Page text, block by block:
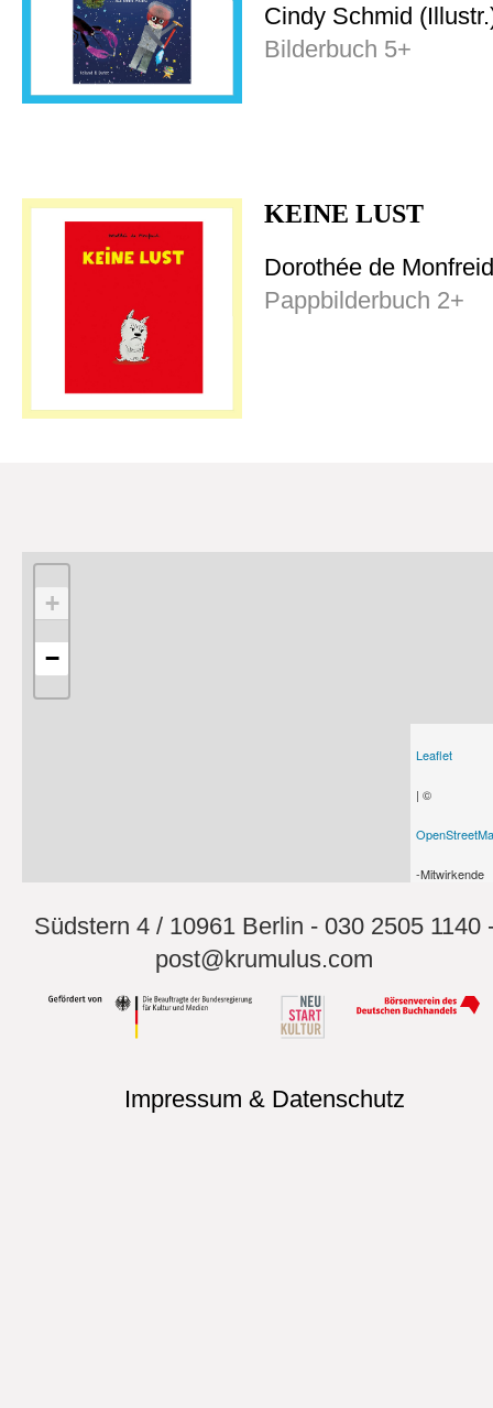
Cindy Schmid
Bilderbuch 5+
KEINE LUST
Dorothée de Monfreid
Pappbilderbuch 2+
+
−
Leaflet
| ©
-Mitwirkende
Südstern 4 / 10961 Berlin - 030 2505 1140
post@krumulus.com
Impressum & Datenschutz